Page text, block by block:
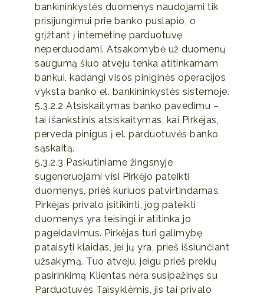
bankininkystės duomenys naudojami tik
prisijungimui prie banko puslapio, o
grįžtant į internetinę parduotuvę
neperduodami. Atsakomybė už duomenų
saugumą šiuo atveju tenka atitinkamam
bankui, kadangi visos piniginės operacijos
vyksta banko el. bankininkystės sistemoje.
5.3.2.2 Atsiskaitymas banko pavedimu –
tai išankstinis atsiskaitymas, kai Pirkėjas,
perveda pinigus į el. parduotuvės banko
sąskaitą.
5.3.2.3 Paskutiniame žingsnyje
sugeneruojami visi Pirkėjo pateikti
duomenys, prieš kuriuos patvirtindamas,
Pirkėjas privalo įsitikinti, jog pateikti
duomenys yra teisingi ir atitinka jo
pageidavimus. Pirkėjas turi galimybę
pataisyti klaidas, jei jų yra, prieš išsiunčiant
užsakymą. Tuo atveju, jeigu prieš prekių
pasirinkimą Klientas nėra susipažinęs su
Parduotuvės Taisyklėmis, jis tai privalo